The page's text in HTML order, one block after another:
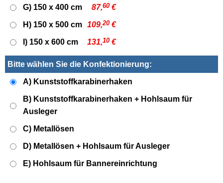
G) 150 x 400 cm 87,60 €
H) 150 x 500 cm 109,20 €
I) 150 x 600 cm 131,10 €
Bitte wählen Sie die Konfektionierung:
A) Kunststoffkarabinerhaken
B) Kunststoffkarabinerhaken + Hohlsaum für
Ausleger
C) Metallösen
D) Metallösen + Hohlsaum für Ausleger
E) Hohlsaum für Bannereinrichtung